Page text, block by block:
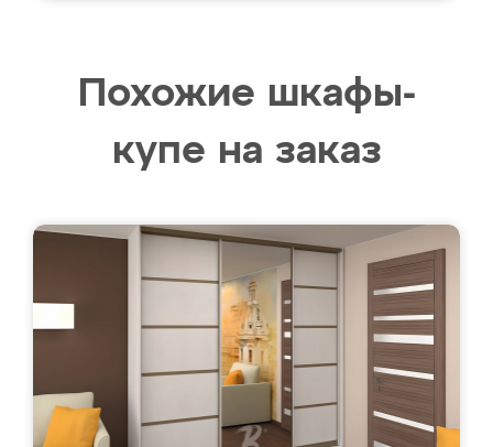
Похожие шкафы-
купе на заказ